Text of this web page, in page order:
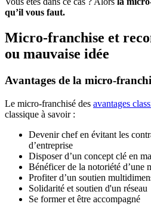
qu’il vous faut.
Micro-franchise et
ou mauvaise idée
Avantages de la micro-
Le micro-franchisé des avantages
classique à savoir :
Devenir chef en évitant les
d’entreprise
Disposer d’un concept clé en
Bénéficer de la notoriété d’une
Profiter d’un soutien
Solidarité et soutien d'un réseau
Se former et être accompagné